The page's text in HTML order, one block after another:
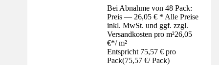
Bei Abnahme von 48 Pack:
Preis — 26,05 € * Alle Preise
inkl. MwSt. und ggf. zzgl.
Versandkosten pro m²26,05
€*/ m²
Entspricht 75,57 € pro
Pack(75,57 €/ Pack)